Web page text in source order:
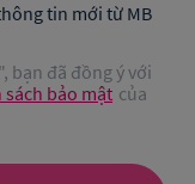
tin mới từ MB
bạn đã đồng ý với
sách bảo mật của